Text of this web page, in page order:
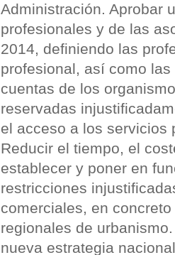
Administración. Aprobar
profesionales y de las
2014, definiendo las
profesional, así como
cuentas de los
reservadas
el acceso a los servicios
Reducir el tiempo, el
establecer y poner en
restricciones
comerciales, en
regionales de
nueva estrategia